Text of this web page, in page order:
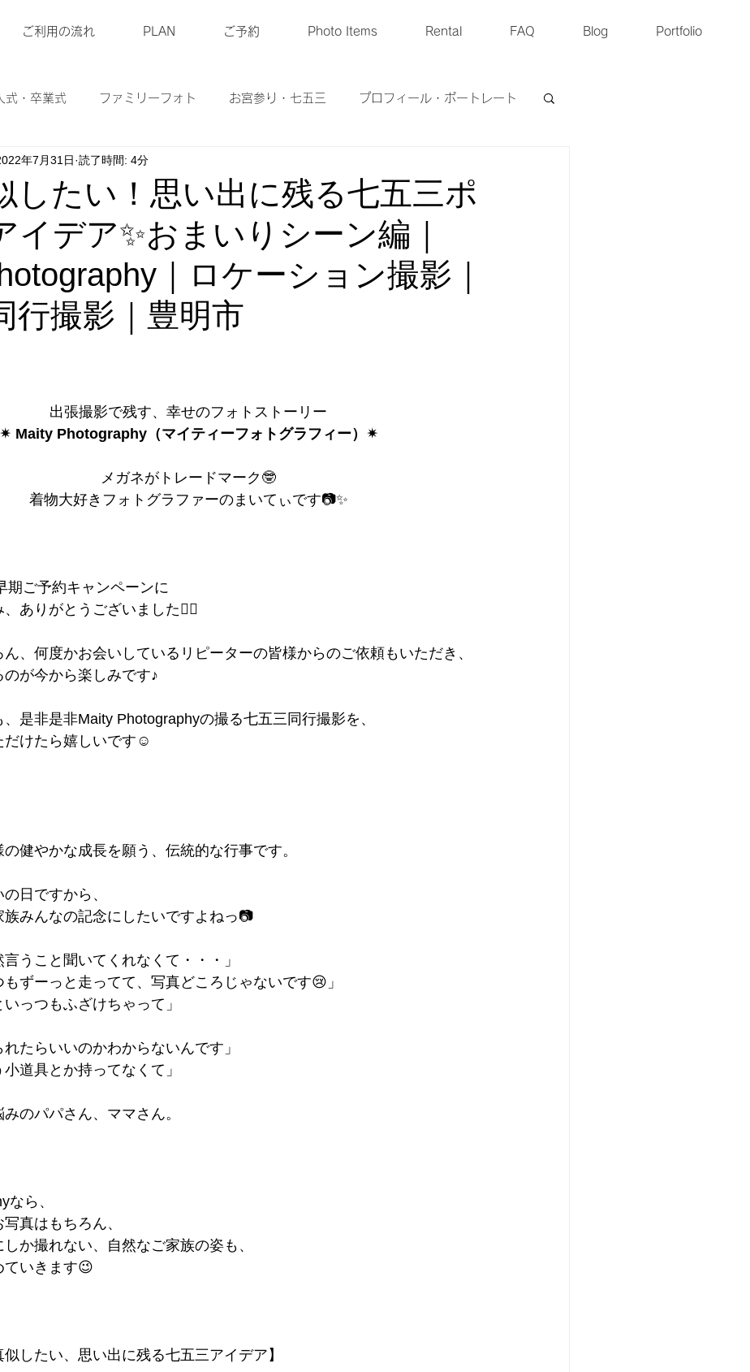
ご利用の流れ PLAN ご予約 Photo Items Rental FAQ Blog Portfolio
式・卒業式 ファミリーフォト お宮参り・七五三 プロフィール・ポートレート
タル衣装 マタニティーフォト
したい！思い出に残る七五三ポ
イデア✨おまいりシーン編｜
｜ロケーション撮影｜
行撮影｜豊明市
年7月31日 読了時間: 4分
出張撮影で残す、幸せのフォトストーリー
✴︎ Maity Photography（マイティーフォトグラフィー）✴︎
メガネがトレードマーク🤓
着物大好きフォトグラファーのまいてぃです📷✨
期ご予約キャンペーンに
ありがとうございました🙇‍♀️
、何度かお会いしているリピーターの皆様からのご依頼もいただき、
が今から楽しみです♪
是非是非Maity Photographyの撮る七五三同行撮影を、
だけたら嬉しいです☺︎
健やかな成長を願う、伝統的な行事です。
日ですから、
みんなの記念にしたいですよねっ📷
言うこと聞いてくれなくて・・・」
もずーっと走ってて、写真どころじゃないです😢」
いっつもふざけちゃって」
れたらいいのかわからないんです」
小道具とか持ってなくて」
のパパさん、ママさん。
なら、
真はもちろん、
か撮れない、自然なご家族の姿も、
ていきます😉
似したい、思い出に残る七五三アイデア】